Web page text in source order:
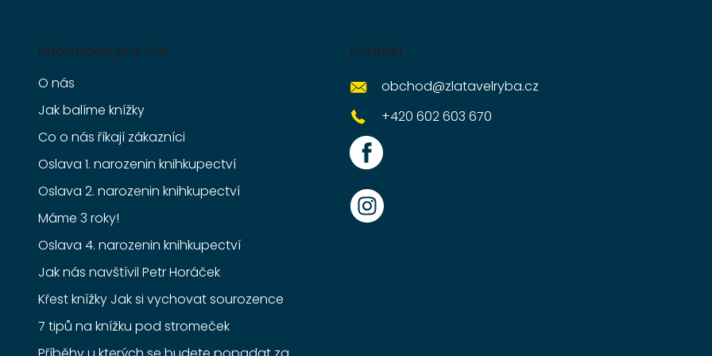
Informace pro vás
O nás
Jak balíme knížky
Co o nás říkají zákazníci
Oslava 1. narozenin knihkupectví
Oslava 2. narozenin knihkupectví
Máme 3 roky!
Oslava 4. narozenin knihkupectví
Jak nás navštívil Petr Horáček
Křest knížky Jak si vychovat sourozence
7 tipů na knížku pod stromeček
Kontakt
obchod@zlatavelryba.cz
+420 602 603 670